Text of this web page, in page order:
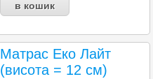
Матрас Еко Лайт
(висота = 12 см)